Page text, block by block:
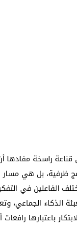
راسخة مفادها
ظرفية، بل هي
الفاعلين في
الذكاء الجماعي،
باعتبارها